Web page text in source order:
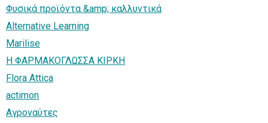
Φυσικά προϊόντα &amp; καλλυντικά
Alternative Learning
Marilise
Η ΦΑΡΜΑΚΟΓΛΩΣΣΑ ΚΙΡΚΗ
Flora Attica
actimon
Αγροναύτες